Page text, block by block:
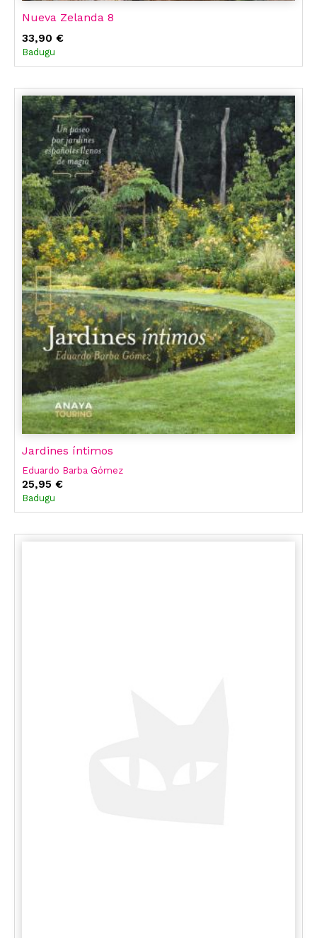
Nueva Zelanda 8
33,90 €
Badugu
Jardines íntimos
Eduardo Barba Gómez
25,95 €
Badugu